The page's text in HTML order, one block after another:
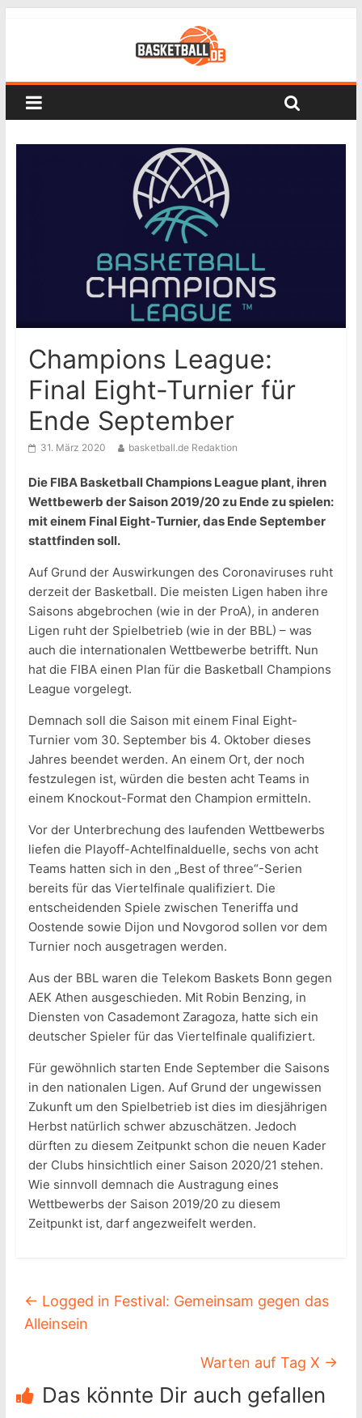
Champions League:
Final Eight-Turnier für
Ende September
31. März 2020 basketball.de Redaktion
Die FIBA Basketball Champions League plant, ihren
Wettbewerb der Saison 2019/20 zu Ende zu spielen:
mit einem Final Eight-Turnier, das Ende September
stattfinden soll.
Auf Grund der Auswirkungen des Coronaviruses ruht
derzeit der Basketball. Die meisten Ligen haben ihre
Saisons abgebrochen (wie in der ProA), in anderen
Ligen ruht der Spielbetrieb (wie in der BBL) – was
auch die internationalen Wettbewerbe betrifft. Nun
hat die FIBA einen Plan für die Basketball Champions
League vorgelegt.
Demnach soll die Saison mit einem Final Eight-
Turnier vom 30. September bis 4. Oktober dieses
Jahres beendet werden. An einem Ort, der noch
festzulegen ist, würden die besten acht Teams in
einem Knockout-Format den Champion ermitteln.
Vor der Unterbrechung des laufenden Wettbewerbs
liefen die Playoff-Achtelfinalduelle, sechs von acht
Teams hatten sich in den „Best of three“-Serien
bereits für das Viertelfinale qualifiziert. Die
entscheidenden Spiele zwischen Teneriffa und
Oostende sowie Dijon und Novgorod sollen vor dem
Turnier noch ausgetragen werden.
Aus der BBL waren die Telekom Baskets Bonn gegen
AEK Athen ausgeschieden. Mit Robin Benzing, in
Diensten von Casademont Zaragoza, hatte sich ein
deutscher Spieler für das Viertelfinale qualifiziert.
Für gewöhnlich starten Ende September die Saisons
in den nationalen Ligen. Auf Grund der ungewissen
Zukunft um den Spielbetrieb ist dies im diesjährigen
Herbst natürlich schwer abzuschätzen. Jedoch
dürften zu diesem Zeitpunkt schon die neuen Kader
der Clubs hinsichtlich einer Saison 2020/21 stehen.
Wie sinnvoll demnach die Austragung eines
Wettbewerbs der Saison 2019/20 zu diesem
Zeitpunkt ist, darf angezweifelt werden.
← Logged in Festival: Gemeinsam gegen das
Alleinsein
Warten auf Tag X →
Das könnte Dir auch gefallen